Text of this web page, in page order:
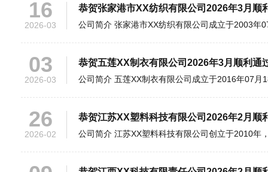
03
2026-03
26
2026-02
09
2026-02